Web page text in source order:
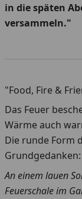
in die späten
versammeln."
"Food, Fire &
Das Feuer
Wärme auch
Die runde Form
Grundgedanken:
An einem lauen
Feuerschale im